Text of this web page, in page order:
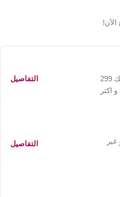
الآن!
شحن مجاني اذا ما وصل طلبك 299
اكثر
التفاصيل
التفاصيل